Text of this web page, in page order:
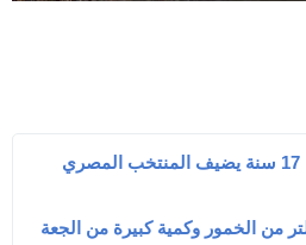
المنتخب المغربي لاقل من 17 سنة يضيف المنتخب المصري